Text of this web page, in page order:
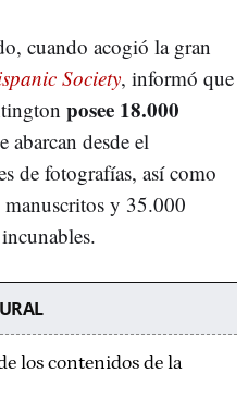
cuando acogió la gran
Society, informó que
posee 18.000
abarcan desde el
de fotografías, así como
y 35.000
los contenidos de la